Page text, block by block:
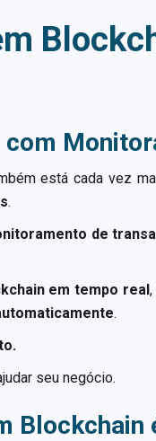
está cada vez
.
de
em tempo real
.
seu negócio.
Blockchain